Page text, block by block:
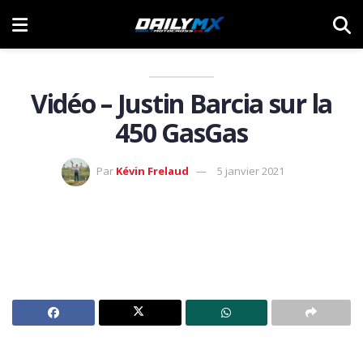
Vidéo – Justin Barcia sur la
450 GasGas
Par Kévin Frelaud 5 janvier 2021